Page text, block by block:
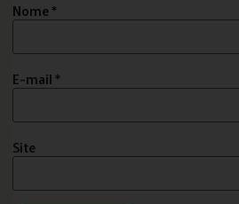
Nome*
E-mail*
Site